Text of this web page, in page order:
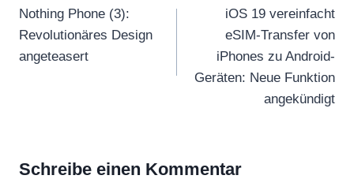
Nothing Phone (3):
Revolutionäres Design
angeteasert
iOS 19 vereinfacht
eSIM-Transfer von
iPhones zu Android-
Geräten: Neue Funktion
angekündigt
Schreibe einen Kommentar